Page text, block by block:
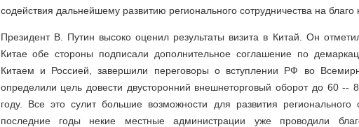
содействия дальнейшему развитию регионального сотрудничества на благо
Президент В. Путин высоко оценил результаты визита в Китай. Он
Китае обе стороны подписали дополнительное соглашение по
Китаем и Россией, завершили переговоры о вступлении РФ во
определили цель довести двусторонний внешнеторговый оборот до 60
году. Все это сулит большие возможности для развития регионального
последние годы некие местные администрации уже проводили